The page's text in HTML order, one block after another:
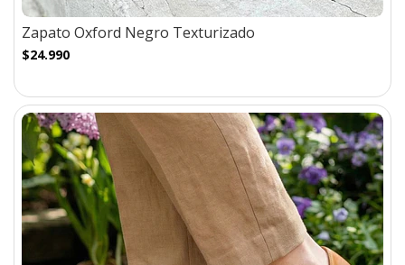
Zapato Oxford Negro Texturizado
$24.990